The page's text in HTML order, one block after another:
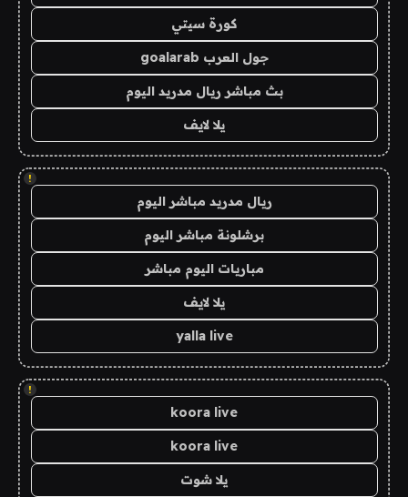
كورة سيتي
جول العرب goalarab
بث مباشر ريال مدريد اليوم
يلا لايف
!
ريال مدريد مباشر اليوم
برشلونة مباشر اليوم
مباريات اليوم مباشر
يلا لايف
yalla live
!
koora live
koora live
يلا شوت